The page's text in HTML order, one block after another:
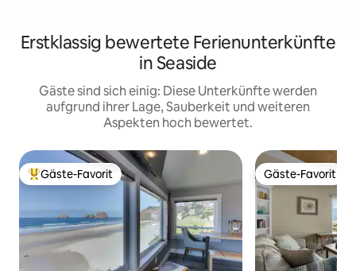
Erstklassig bewertete Ferienunterkünfte
in Seaside
Gäste sind sich einig: Diese Unterkünfte werden
aufgrund ihrer Lage, Sauberkeit und weiteren
Aspekten hoch bewertet.
Beliebter Gäste-Favorit.
Gäste-Favorit Gäste-Favorit
Gäste-Favorit